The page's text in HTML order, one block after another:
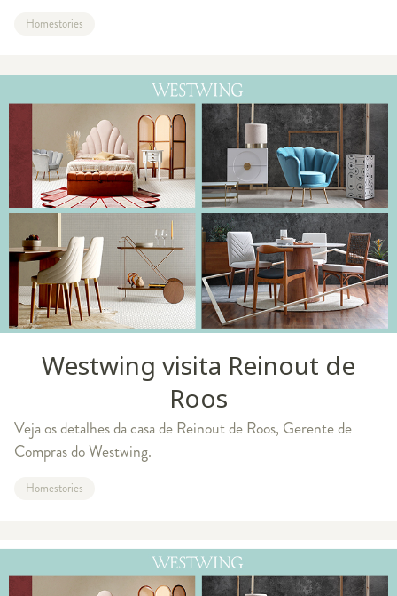
Homestories
Westwing visita Reinout de
Roos
Veja os detalhes da casa de Reinout de Roos, Gerente de
Compras do Westwing.
Homestories